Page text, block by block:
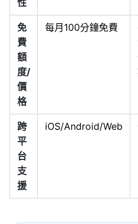
性
免
費
額
度/
價
格
每月100分鐘免費
跨
平
台
支
援
iOS/Android/Web